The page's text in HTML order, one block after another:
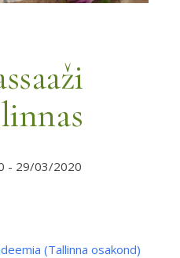
- 29/03/2020
(Tallinna osakond)